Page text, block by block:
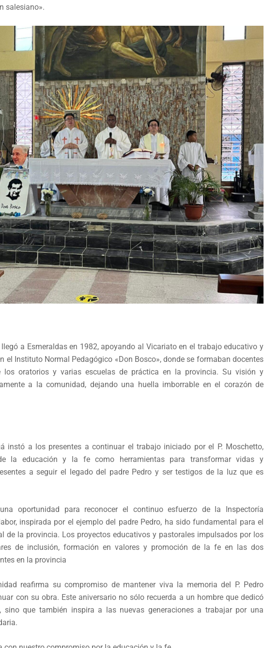
salesiano».
a Esmeraldas en 1982, apoyando al Vicariato en el trabajo educativo y
el Instituto Normal Pedagógico «Don Bosco», donde se formaban docentes
los oratorios y varias escuelas de práctica en la provincia. Su visión y
a la comunidad, dejando una huella imborrable en el corazón de
instó a los presentes a continuar el trabajo iniciado por el P. Moschetto,
la educación y la fe como herramientas para transformar vidas y
a seguir el legado del padre Pedro y ser testigos de la luz que es
oportunidad para reconocer el continuo esfuerzo de la Inspectoría
inspirada por el ejemplo del padre Pedro, ha sido fundamental para el
de la provincia. Los proyectos educativos y pastorales impulsados por los
de inclusión, formación en valores y promoción de la fe en las dos
en la provincia
reafirma su compromiso de mantener viva la memoria del P. Pedro
con su obra. Este aniversario no sólo recuerda a un hombre que dedicó
que también inspira a las nuevas generaciones a trabajar por una